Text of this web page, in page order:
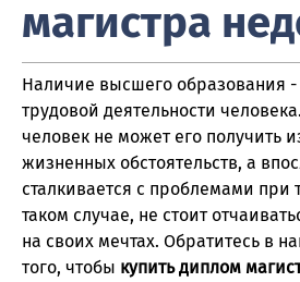
магистра
Наличие высшего образования -
трудовой деятельности
человек не может его получить
жизненных обстоятельств, а
сталкивается с проблемами при
таком случае, не стоит
на своих мечтах. Обратитесь в
того, чтобы купить диплом